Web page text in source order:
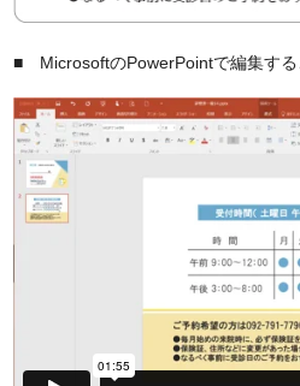
■ MicrosoftのPowerPointで編集する